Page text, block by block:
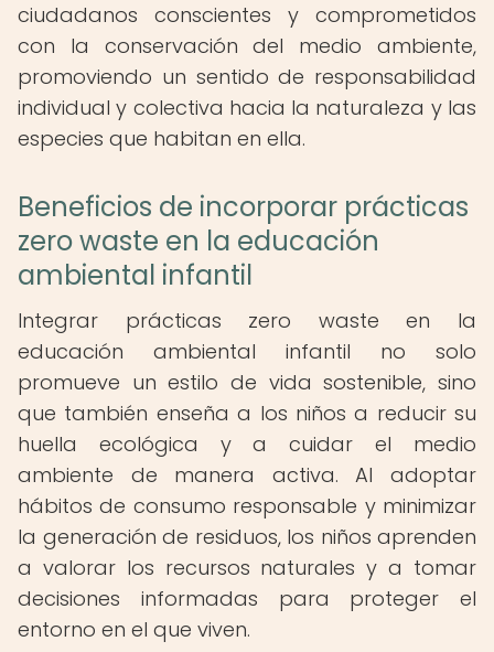
ciudadanos conscientes y comprometidos
con la conservación del medio ambiente,
promoviendo un sentido de responsabilidad
individual y colectiva hacia la naturaleza y las
especies que habitan en ella.
Beneficios de incorporar prácticas
zero waste en la educación
ambiental infantil
Integrar prácticas zero waste en la
educación ambiental infantil no solo
promueve un estilo de vida sostenible, sino
que también enseña a los niños a reducir su
huella ecológica y a cuidar el medio
ambiente de manera activa. Al adoptar
hábitos de consumo responsable y minimizar
la generación de residuos, los niños aprenden
a valorar los recursos naturales y a tomar
decisiones informadas para proteger el
entorno en el que viven.